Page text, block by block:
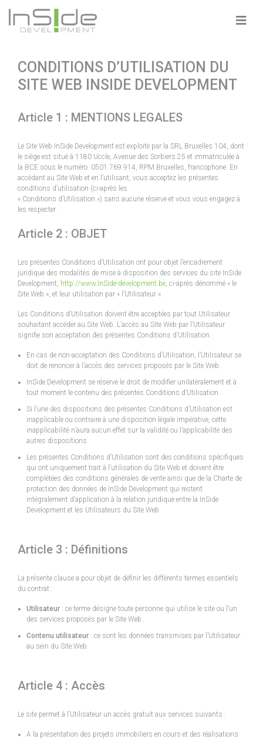
CONDITIONS D’UTILISATION DU
SITE WEB INSIDE DEVELOPMENT
Article 1 : MENTIONS LEGALES
Le Site Web InSide Development est exploité par la SRL Bruxelles 104, dont
le siège est situé à 1180 Uccle, Avenue des Sorbiers 25 et immatriculée à
la BCE sous le numéro 0501.769.914, RPM Bruxelles, francophone. En
accédant au Site Web et en l’utilisant, vous acceptez les présentes
conditions d’utilisation (ci-après les
« Conditions d’Utilisation ») sans aucune réserve et vous vous engagez à
les respecter.
Article 2 : OBJET
Les présentes Conditions d’Utilisation ont pour objet l’encadrement
juridique des modalités de mise à disposition des services du site InSide
Development, http://www.InSide-development.be, ci-après dénommé « le
Site Web », et leur utilisation par « l’Utilisateur ».
Les Conditions d’Utilisation doivent être acceptées par tout Utilisateur
souhaitant accéder au Site Web. L’accès au Site Web par l’Utilisateur
signifie son acceptation des présentes Conditions d’Utilisation.
En cas de non-acceptation des Conditions d’Utilisation, l’Utilisateur se
doit de renoncer à l’accès des services proposés par le Site Web.
InSide Development se réserve le droit de modifier unilatéralement et à
tout moment le contenu des présentes Conditions d’Utilisation.
Si l’une des dispositions des présentes Conditions d’Utilisation est
inapplicable ou contraire à une disposition légale impérative, cette
inapplicabilité n’aura aucun effet sur la validité ou l’applicabilité des
autres dispositions.
Les présentes Conditions d’Utilisation sont des conditions spécifiques
qui ont uniquement trait à l’utilisation du Site Web et doivent être
complétées des conditions générales de vente ainsi que de la Charte de
protection des données de InSide Development qui restent
intégralement d’application à la relation juridique entre la InSide
Development et les Utilisateurs du Site Web.
Article 3 : Définitions
La présente clause a pour objet de définir les différents termes essentiels
du contrat :
Utilisateur : ce terme désigne toute personne qui utilise le site ou l’un
des services proposés par le Site Web.
Contenu utilisateur : ce sont les données transmises par l’Utilisateur
au sein du Site Web.
Article 4 : Accès
Le site permet à l’Utilisateur un accès gratuit aux services suivants :
A la présentation des projets immobiliers en cours et des réalisations